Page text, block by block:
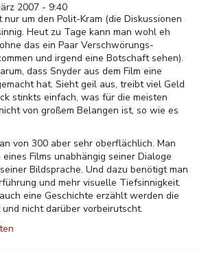
2007 - 9:40
um den Polit-Kram (die Diskussionen
Heut zu Tage kann man wohl eh
das ein Paar Verschwörungs-
und irgend eine Botschaft sehen).
dass Snyder aus dem Film eine
hat. Sieht geil aus, treibt viel Geld
stinkts einfach, was für die meisten
von großem Belangen ist, so wie es
von 300 aber sehr oberflächlich. Man
Films unabhängig seiner Dialoge
Bildsprache. Und dazu benötigt man
und mehr visuelle Tiefsinnigkeit.
eine Geschichte erzählt werden die
nicht darüber vorbeirutscht.